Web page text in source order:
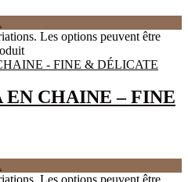
Les options peuvent être
EN CHAINE – FINE